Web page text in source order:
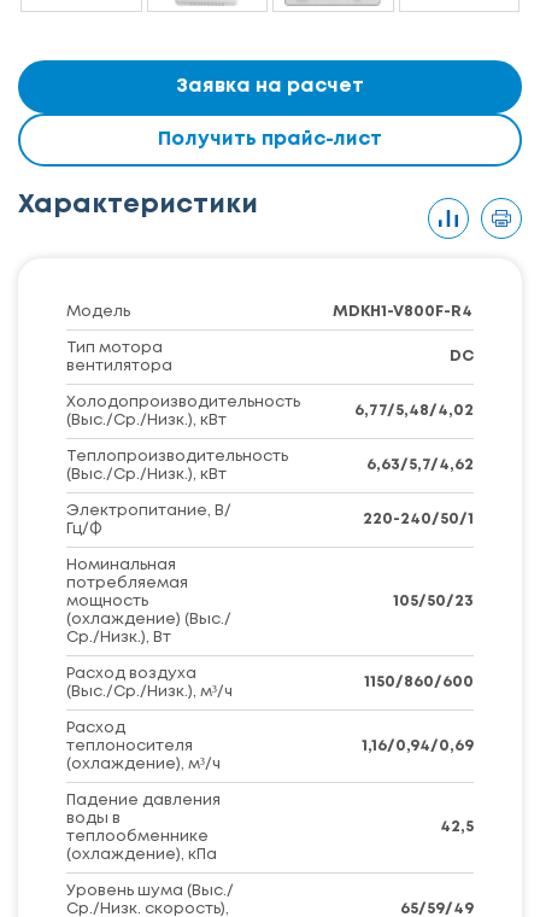
Заявка на расчет
Получить прайс-лист
Характеристики
Модель MDKH1-V800F-R4
Тип мотора
вентилятора
DC
Холодопроизводительность
(Выс./Ср./Низк.), кВт
6,77/5,48/4,02
Теплопроизводительность
(Выс./Ср./Низк.), кВт
6,63/5,7/4,62
Электропитание, В/
Гц/Ф
220-240/50/1
Номинальная
потребляемая
мощность
(охлаждение) (Выс./
Ср./Низк.), Вт
105/50/23
Расход воздуха
(Выс./Ср./Низк.), м³/ч
1150/860/600
Расход
теплоносителя
(охлаждение), м³/ч
1,16/0,94/0,69
Падение давления
воды в
теплообменнике
(охлаждение), кПа
42,5
Уровень шума (Выс./
Ср./Низк. скорость),
65/59/49